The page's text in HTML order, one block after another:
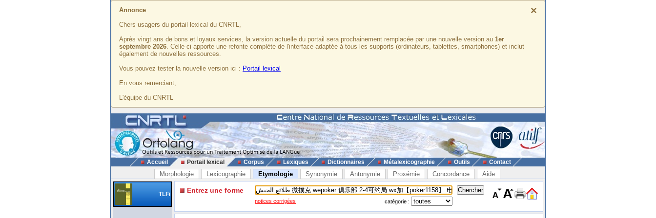
×
Annonce
Chers usagers du portail lexical du CNRTL,
Après vingt ans de bons et loyaux services, la version actuelle du portail sera prochainement remplacée par une nouvelle version au 1er
septembre 2026. Celle-ci apporte une refonte complète de l'interface adaptée à tous les supports (ordinateurs, tablettes, smartphones) et inclut
également de nouvelles ressources.
Vous pouvez tester la nouvelle version ici : Portail lexical
En vous remerciant,
L'équipe du CNRTL
Accueil Portail lexical Corpus Lexiques Dictionnaires Métalexicographie Outils Contact
Morphologie Lexicographie Etymologie Synonymie Antonymie Proxémie Concordance Aide
TLFi Entrez une forme
notices corrigées catégorie :